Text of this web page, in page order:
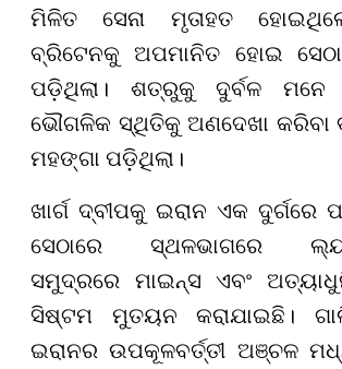
ମିଳିତ ସେନା ମୃତାହତ
ବ୍ରିଟେନକୁ ଅପମାନିତ ହୋଇ
ପଡ଼ିଥିଲା। ଶତ୍ରୁକୁ ଦୁର୍ବଳ ମନେ
ଭୌଗଳିକ ସ୍ଥିତିକୁ ଅଣଦେଖା କରିବା
ମହଙ୍ଗା ପଡ଼ିଥିଲା।
ଖାର୍ଗ ଦ୍ବୀପକୁ ଇରାନ ଏକ ଦୁର୍ଗରେ
ସେଠାରେ ସ୍ଥଳଭାଗରେ
ସମୁଦ୍ରରେ ମାଇନ୍ସ ଏବଂ
ସିଷ୍ଟମ ମୁତୟନ କରାଯାଇଛି।
ଇରାନର ଉପକୂଳବର୍ତ୍ତୀ ଅଞ୍ଚଳ